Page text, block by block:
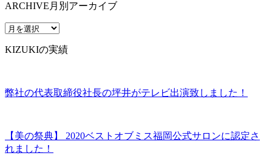
ARCHIVE 月別アーカイブ
KIZUKIの実績
弊社の代表取締役社長の坪井がテレビ出演致しました！
【美の祭典】 2020ベストオブミス福岡公式サロンに認定さ
れました！